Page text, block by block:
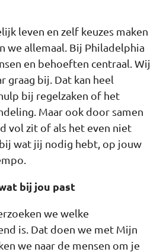
leven en zelf keuzes maken
we allemaal. Bij Philadelphia
en behoeften centraal. Wij
graag bij. Dat kan heel
bij regelzaken of het
Maar ook door samen
vol zit of als het even niet
wat jij nodig hebt, op jouw
bij jou past
we welke
is. Dat doen we met Mijn
we naar de mensen om je